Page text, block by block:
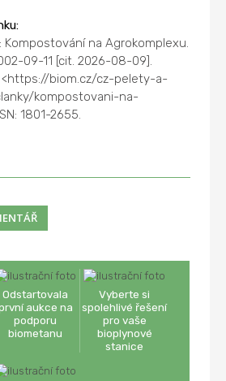
Kompostování na Agrokomplexu.
09-11 [cit. 2026-08-09].
<https://biom.cz/cz-pelety-a-
kompostovani-na-
1801-2655.
Odstartovala
aukce na
podporu
biometanu
Vyberte si
spolehlivé řešení
pro vaše
bioplynové
stanice